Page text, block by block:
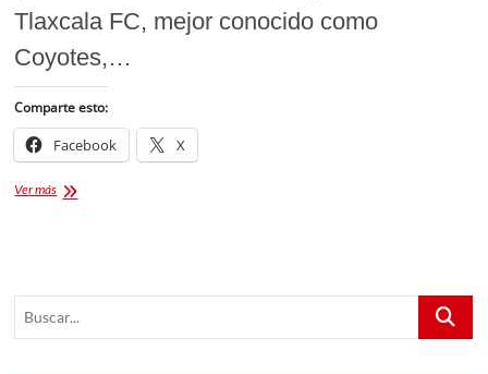
Tlaxcala FC, mejor conocido como
Coyotes,…
Comparte esto:
Facebook X
Ver másCoyotes
rumbo
al
Buscar...